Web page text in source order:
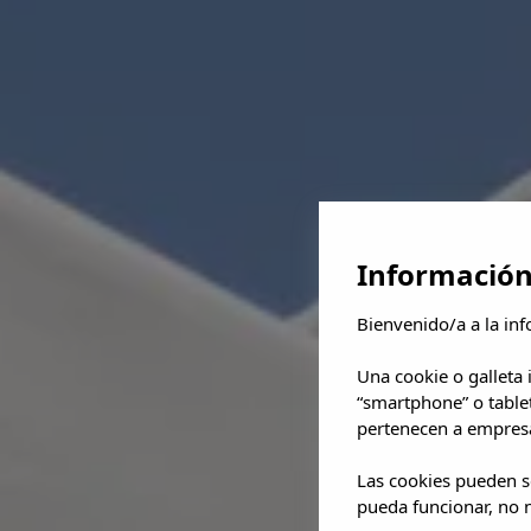
Bienvenido/a a la
Una cookie o
“smartphone” o
pertenecen a
Las cookies pueden
pueda funcionar, no